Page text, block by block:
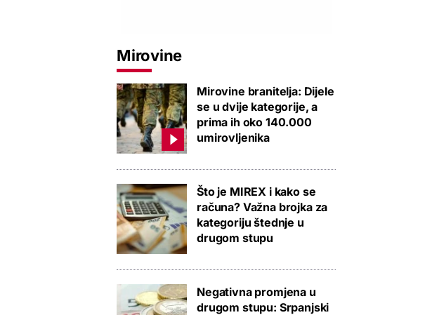
Mirovine
Mirovine branitelja: Dijele
se u dvije kategorije, a
prima ih oko 140.000
umirovljenika
Što je MIREX i kako se
računa? Važna brojka za
kategoriju štednje u
drugom stupu
Negativna promjena u
drugom stupu: Srpanjski